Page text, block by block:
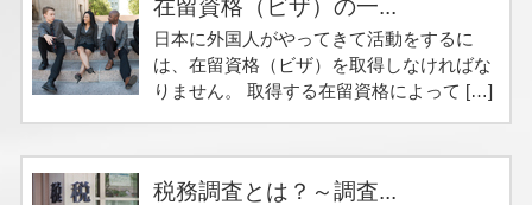
在留資格（ビザ）の一...
日本に外国人がやってきて活動をするに
は、在留資格（ビザ）を取得しなければな
りません。 取得する在留資格によって […]
税務調査とは？～調査...